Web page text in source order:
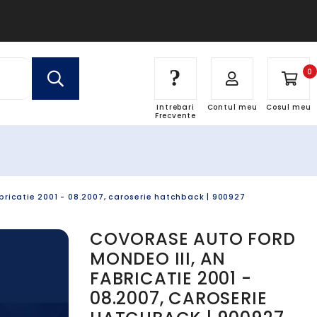
0
Cosul meu
Contul meu
?
Intrebari
Frecvente
2001 - 08.2007, caroserie hatchback | 900927
COVORASE AUTO FORD
MONDEO III, AN
FABRICATIE 2001 -
08.2007, CAROSERIE